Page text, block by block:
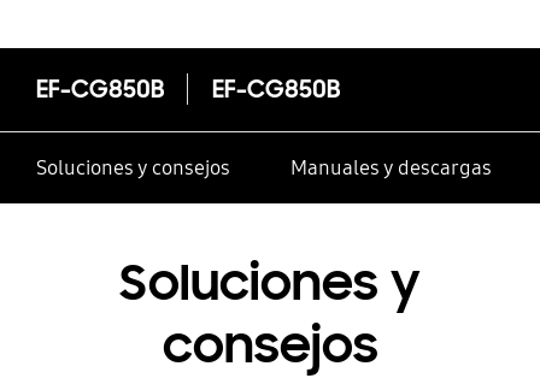
EF-CG850B EF-CG850B
Soluciones y consejos Manuales y descargas
Soluciones y
consejos